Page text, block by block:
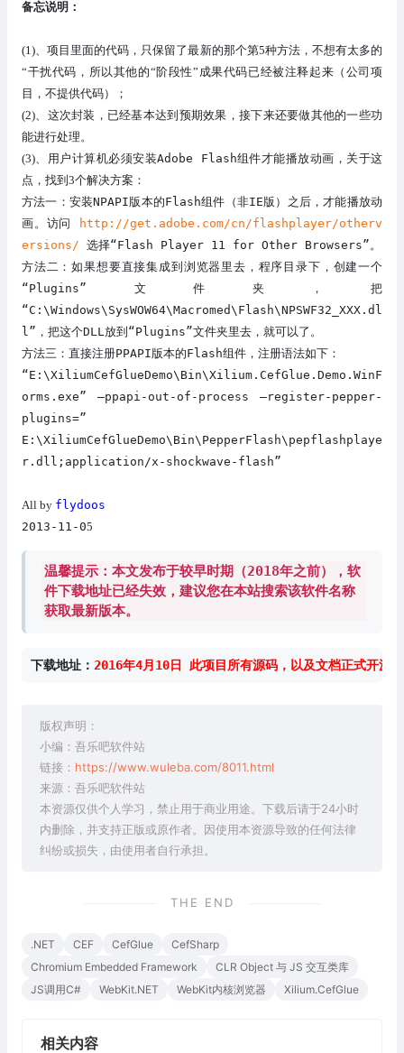
备忘说明：
(1)、项目里面的代码，只保留了最新的那个第5种方法，不想有太多的
“干扰代码，所以其他的“阶段性”成果代码已经被注释起来（公司项
目，不提供代码）；
(2)、这次封装，已经基本达到预期效果，接下来还要做其他的一些功
能进行处理。
(3)、 用户计算机必须安装Adobe Flash组件才能播放动画，关于这
点，找到 3个解决方案：
方法一： 安装NPAPI版本的Flash组件（非IE版）之后，才能播放动
画。访问
http://get.adobe.com/cn/flashplayer/otherv
ersions/ 选择“Flash Player 11 for Other Browsers”。
方法二：如果想要直接集成到浏览器里去，程序目录下，创建一个
“Plugins”文件夹，把
“C:\Windows\SysWOW64\Macromed\Flash\NPSWF32_XXX.dl
l”，把这个DLL放到“Plugins”文件夹里去，就可以了 。
方法三： 直接注册PPAPI版本的Flash组件，注册语法如下：
“E:\XiliumCefGlueDemo\Bin\Xilium.CefGlue.Demo.WinF
orms.exe” –ppapi-out-of-process –register-pepper-
plugins=”
E:\XiliumCefGlueDemo\Bin\PepperFlash\pepflashplaye
r.dll;application/x-shockwave-flash”
All by flydoos
2013-11-05
温馨提示：本文发布于较早时期（2018年之前），软
件下载地址已经失效，建议您在本站搜索该软件名称
获取最新版本。
下载地址： 2016年4月10日 此项目所有源码，以及文档正式开源
版权声明：
小编：吾乐吧软件站
链接： https://www.wuleba.com/8011.html
来源：吾乐吧软件站
本资源仅供个人学习，禁止用于商业用途。下载后请于24小时
内删除，并支持正版或原作者。因使用本资源导致的任何法律
纠纷或损失，由使用者自行承担。
THE END
.NET CEF CefGlue
CefSharp
Chromium Embedded Framework
CLR Object 与 JS 交互类库
JS调用C#
WebKit.NET WebKit内核浏览器 Xilium.CefGlue
相关内容